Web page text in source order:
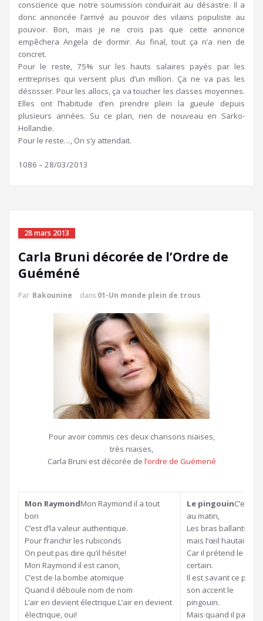
conscience que notre soumission conduirait au désastre. Il a
donc annoncée l’arrivé au pouvoir des vilains populiste au
pouvoir. Bon, mais je ne crois pas que cette annonce
empêchera Angela de dormir. Au final, tout ça n’a rien de
concret.
Pour le reste, 75% sur les hauts salaires payés par les
entreprises qui versent plus d’un million. Ça ne va pas les
désosser. Pour les allocs, ça va toucher les classes moyennes.
Elles ont l’habitude d’en prendre plein la gueule depuis
plusieurs années. Su ce plan, rien de nouveau en Sarko-
Hollandie.
Pour le reste…, On s’y attendait.
1086 – 28/03/2013
28 mars 2013
Carla Bruni décorée de l’Ordre de
Guéméné
Par Bakounine dans 01-Un monde plein de trous
Pour avoir commis ces deux chansons niaises,
très niaises,
Carla Bruni est décorée de l’ordre de Guémené
Mon RaymondMon Raymond il a tout
bon
C’est d’la valeur authentique.
Pour franchir les rubiconds
On peut pas dire qu’il hésite!
Mon Raymond il est canon,
C’est de la bombe atomique
Quand il déboule nom de nom
L’air en devient électrique.L’air en devient
électrique, oui!
Le pingouinC’est
au matin,
Les bras ballants le
mais l’œil hautain
Car il prétend le
certain.
Il est savant ce
son accent le
pingouin.
Mais quand il parle